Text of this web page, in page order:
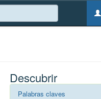
Descubrir
Palabras claves